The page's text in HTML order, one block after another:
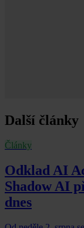
Další články
Články
Odklad AI
Shadow AI
dnes